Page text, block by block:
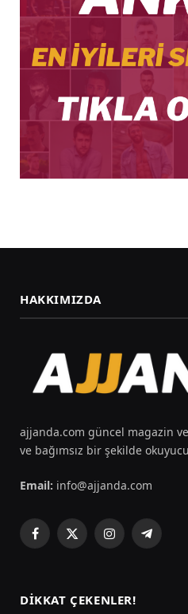
HAKKIMIZDA
ajjanda.com güncel magazin
ve bağımsız bir şekilde
Email: info@ajjanda.com
Facebook
X
InstagramTelegram
DIKKAT ÇEKENLER!